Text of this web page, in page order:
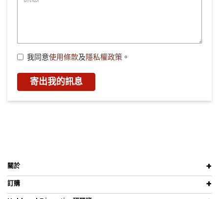
我同意使用條款及隱私權政策 。
寄出我的訊息
關於
訂購